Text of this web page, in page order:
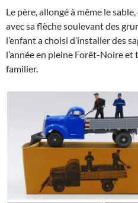
Le père, allongé à même le
avec sa flèche soulevant des
l’enfant a choisi d’installer des
l’année en pleine Forêt-Noire
familier.